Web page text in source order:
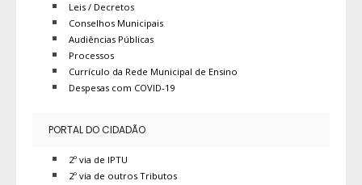
Leis / Decretos
Conselhos Municipais
Audiências Públicas
Processos
Currículo da Rede Municipal de Ensino
Despesas com COVID-19
PORTAL DO CIDADÃO
2º via de IPTU
2º via de outros Tributos